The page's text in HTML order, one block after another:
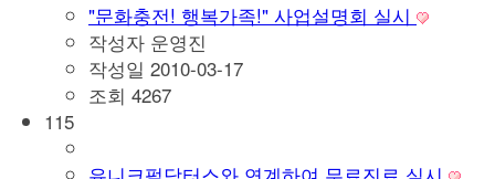
"문화충전! 행복가족!" 사업설명회 실시
작성자 운영진
작성일 2010-03-17
조회 4267
115